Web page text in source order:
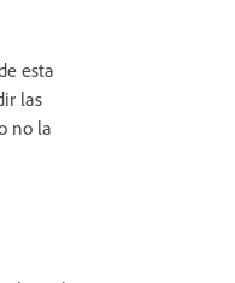
esta
las
no la